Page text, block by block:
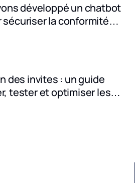
développé un chatbot
la conformité
des invites : un guide
tester et optimiser les